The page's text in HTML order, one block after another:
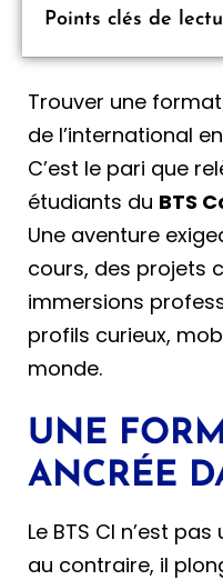
Trouver une
de l’international
C’est le pari que
étudiants du BTS
Une aventure
cours, des projets
immersions
profils curieux,
monde.
UNE
ANCRÉE
Le BTS CI n’est
au contraire, il
Points clés de